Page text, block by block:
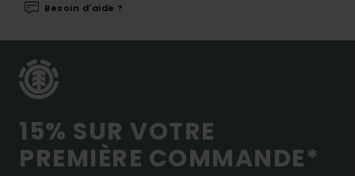
Besoin d'aide ?
15% SUR VOTRE
PREMIÈRE COMMANDE*